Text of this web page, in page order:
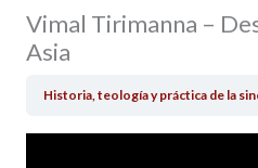
Vimal Tirimanna –
Asia
Historia, teología y práctica de la